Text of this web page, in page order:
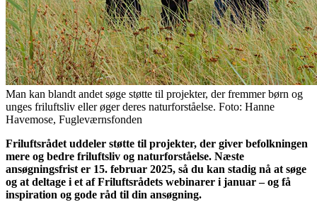
Man kan blandt andet søge støtte til projekter, der fremmer børn og
unges friluftsliv eller øger deres naturforståelse. Foto: Hanne
Havemose, Fugleværnsfonden
Friluftsrådet uddeler støtte til projekter, der giver befolkningen
mere og bedre friluftsliv og naturforståelse. Næste
ansøgningsfrist er 15. februar 2025, så du kan stadig nå at søge
og at deltage i et af Friluftsrådets webinarer i januar – og få
inspiration og gode råd til din ansøgning.